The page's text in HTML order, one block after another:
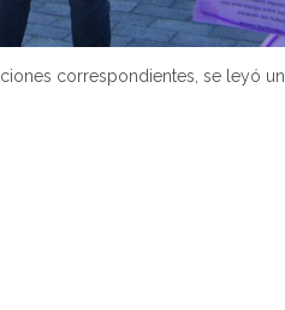
correspondientes, se leyó un